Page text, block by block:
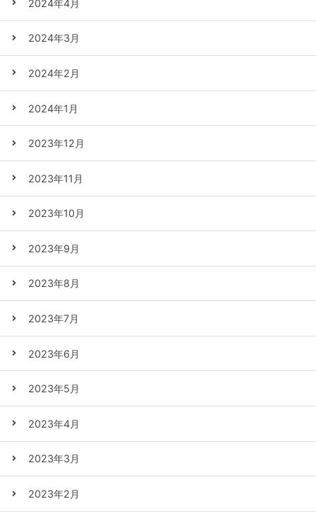
2024年4月
2024年3月
2024年2月
2024年1月
2023年12月
2023年11月
2023年10月
2023年9月
2023年8月
2023年7月
2023年6月
2023年5月
2023年4月
2023年3月
2023年2月